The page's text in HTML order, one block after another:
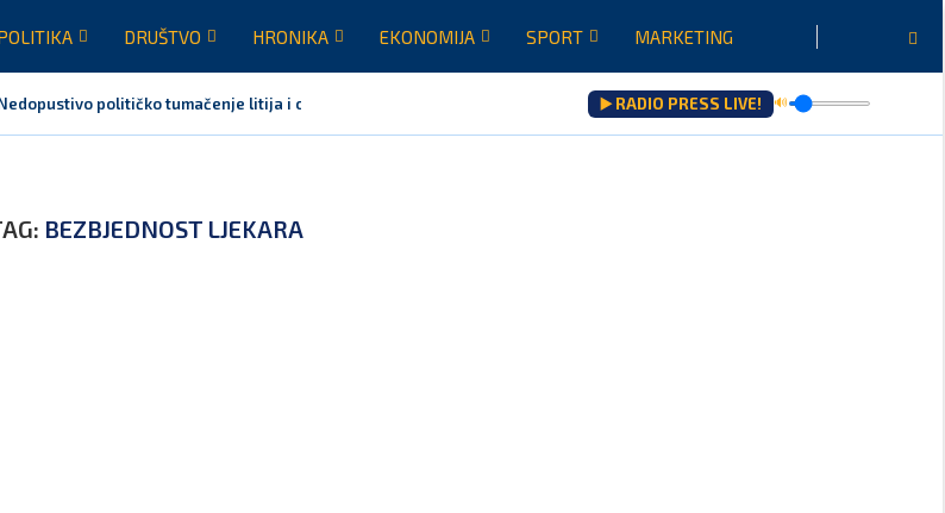
DRUŠTVO HRONIKA EKONOMIJA SPORT MARKETING
političko tumačenje litija i crkvenih pitanja ▶️ RADIO PRESS LIVE! 🔊
BEZBJEDNOST LJEKARA